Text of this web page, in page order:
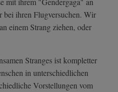
bei ihren Flugversuchen. Wir
einem Strang ziehen, oder
Stranges ist kompletter
in unterschiedlichen
Vorstellungen vom